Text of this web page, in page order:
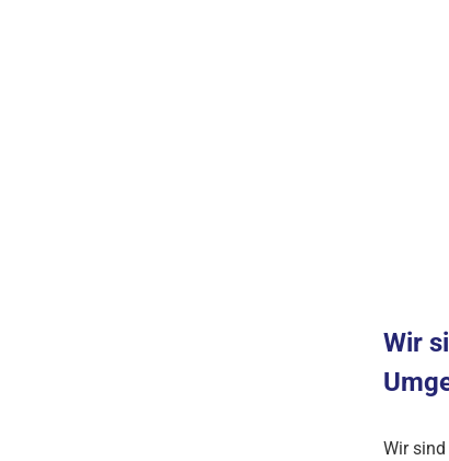
Wir
Wir